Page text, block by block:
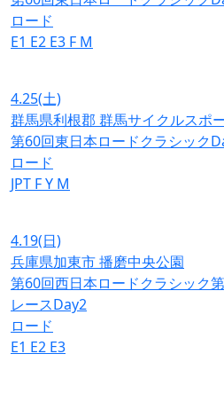
ロード
E1 E2 E3 F M
4.25(土)
群馬県利根郡 群馬サイクルスポ
第60回東日本ロードクラシック
ロード
JPT FY M
4.19(日)
兵庫県加東市 播磨中央公園
第60回西日本ロードクラシック
レースDay2
ロード
E1 E2 E3